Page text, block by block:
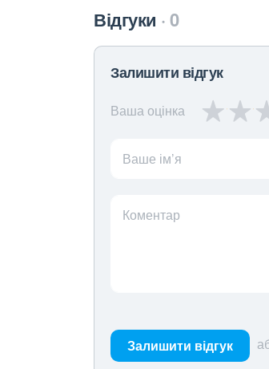
Відгуки 0
Залишити відгук
Ваша оцінка
Ваше ім’я
Коментар
Залишити відгук